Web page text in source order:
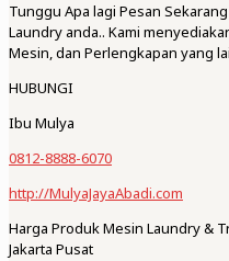
Tunggu Apa lagi Pesan
Laundry anda.. Kami
Mesin, dan Perlengkapan yang
HUBUNGI
Ibu Mulya
0812-8888-6070
http://MulyaJayaAbadi.com
Harga Produk Mesin Laundry &
Jakarta Pusat